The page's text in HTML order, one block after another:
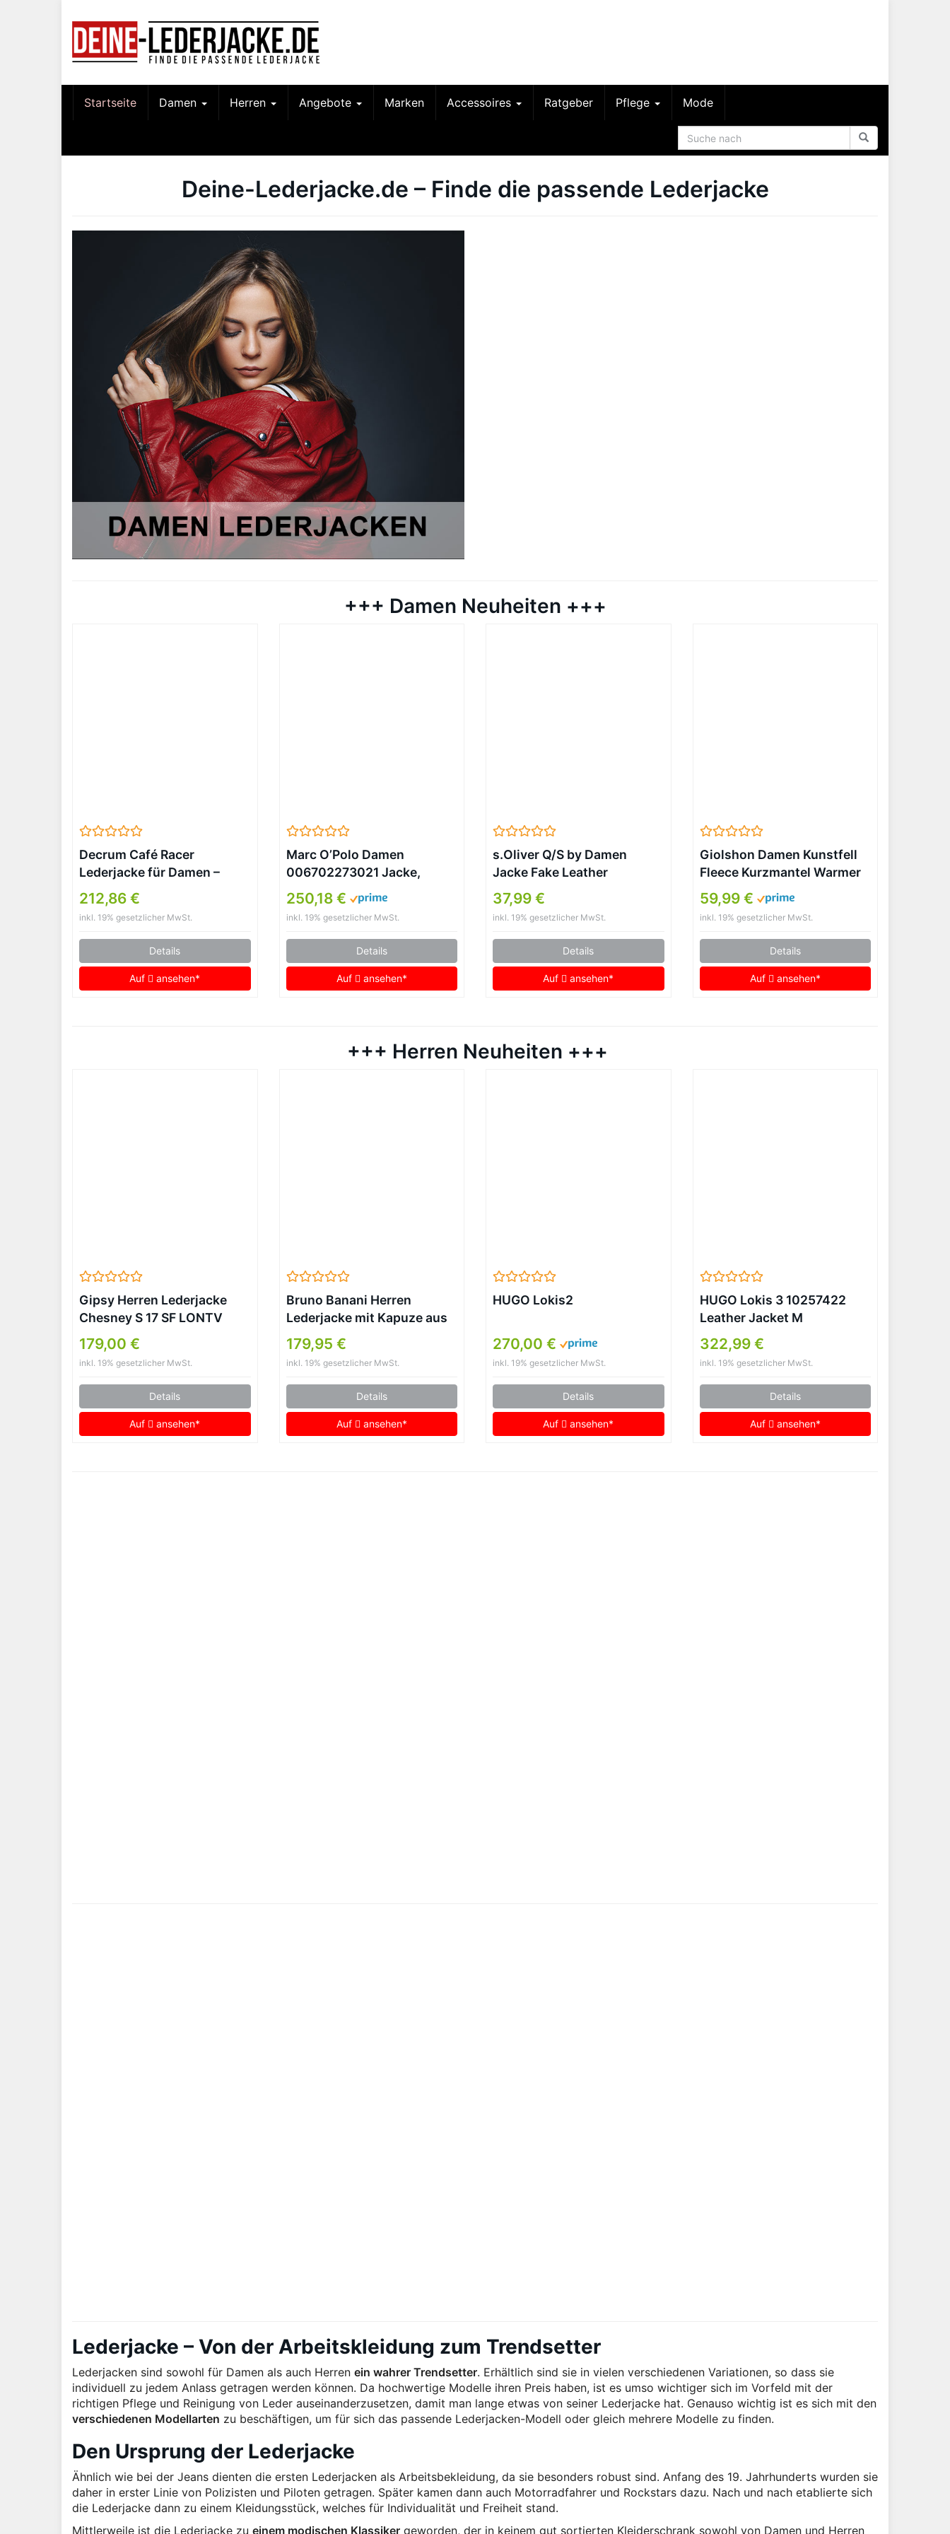
Startseite Damen Herren Angebote Marken Accessoires Ratgeber Pflege Mode
Deine-Lederjacke.de – Finde die passende Lederjacke
+++ Damen Neuheiten +++
Decrum Café Racer
Lederjacke für Damen –
Lammleder, Schwarz
212,86 €
inkl. 19% gesetzlicher MwSt.
Details
Auf ansehen*
Marc O’Polo Damen
006702273021 Jacke,
Schwarz (Black 990),
(Herstellergröße: 42)
250,18 €
inkl. 19% gesetzlicher MwSt.
Details
Auf ansehen*
s.Oliver Q/S by Damen
Jacke Fake Leather
GREY/BLACK M
37,99 €
inkl. 19% gesetzlicher MwSt.
Details
Auf ansehen*
Giolshon Damen Kunstfell
Fleece Kurzmantel Warmer
Flauschiger Herbstmantel
Zottelige Modische Weiche
Oberbekleidung 3671
Schwarz L
59,99 €
inkl. 19% gesetzlicher MwSt.
Details
Auf ansehen*
+++ Herren Neuheiten +++
Gipsy Herren Lederjacke
Chesney S 17 SF LONTV
antrazit (XXL)
179,00 €
inkl. 19% gesetzlicher MwSt.
Details
Auf ansehen*
Bruno Banani Herren
Lederjacke mit Kapuze aus
Lammnappa
179,95 €
inkl. 19% gesetzlicher MwSt.
Details
Auf ansehen*
HUGO Lokis2
270,00 €
inkl. 19% gesetzlicher MwSt.
Details
Auf ansehen*
HUGO Lokis 3 10257422
Leather Jacket M
322,99 €
inkl. 19% gesetzlicher MwSt.
Details
Auf ansehen*
Lederjacke – Von der Arbeitskleidung zum Trendsetter
Lederjacken sind sowohl für Damen als auch Herren ein wahrer Trendsetter. Erhältlich sind sie in vielen verschiedenen Variationen, so dass sie
individuell zu jedem Anlass getragen werden können. Da hochwertige Modelle ihren Preis haben, ist es umso wichtiger sich im Vorfeld mit der
richtigen Pflege und Reinigung von Leder auseinanderzusetzen, damit man lange etwas von seiner Lederjacke hat. Genauso wichtig ist es sich mit den
verschiedenen Modellarten zu beschäftigen, um für sich das passende Lederjacken-Modell oder gleich mehrere Modelle zu finden.
Den Ursprung der Lederjacke
Ähnlich wie bei der Jeans dienten die ersten Lederjacken als Arbeitsbekleidung, da sie besonders robust sind. Anfang des 19. Jahrhunderts wurden sie
daher in erster Linie von Polizisten und Piloten getragen. Später kamen dann auch Motorradfahrer und Rockstars dazu. Nach und nach etablierte sich
die Lederjacke dann zu einem Kleidungsstück, welches für Individualität und Freiheit stand.
Mittlerweile ist die Lederjacke zu einem modischen Klassiker geworden, der in keinem gut sortierten Kleiderschrank sowohl von Damen und Herren